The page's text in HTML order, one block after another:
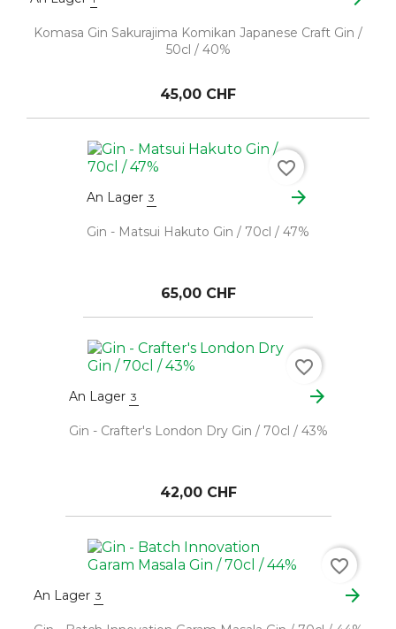
Komasa Gin Sakurajima Komikan Japanese Craft Gin /
50cl / 40%
45,00 CHF
An Lager 3 arrow_forward
Gin - Matsui Hakuto Gin / 70cl / 47%
65,00 CHF
favorite_border
An Lager 3 arrow_forward
Gin - Crafter's London Dry Gin / 70cl / 43%
42,00 CHF
favorite_border
An Lager 3 arrow_forward
favorite_border